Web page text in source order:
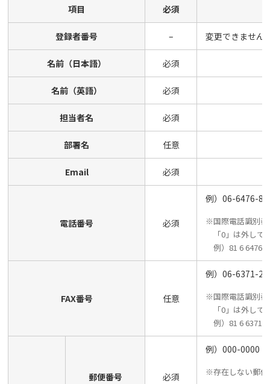
項目 必須
登録者番号 – 変更できません
名前（日本語） 必須
名前（英語） 必須
担当者名 必須
部署名 任意
Email 必須
電話番号 必須
例）06-6476-
※国際電話識別番
「0」は外して
例）81 6 6476
FAX番号 任意
例）06-6371-
※国際電話識別番
「0」は外して
例）81 6 6371
郵便番号 必須
例）000-0000
※存在しない郵便